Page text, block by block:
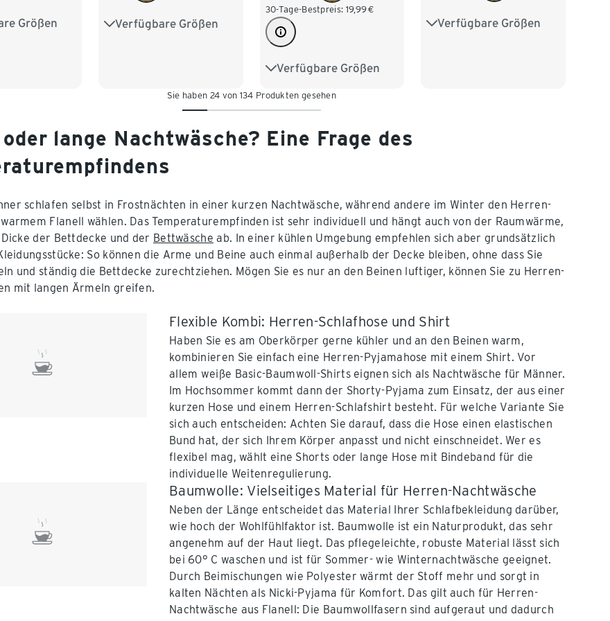
Größen
M 48/50 Verfügbare Größen
S 44/46 M 48/50
30-Tage-Bestpreis: 19,99€
Verfügbare Größen
S 44/46 M 48/50
L 52/54 XL 56/58
XXL 60/62 3XL 64/66
Verfügbare Größen
S 44/46 M 48/50
Sie haben 24 von 134 Produkten gesehen
lange Nachtwäsche? Eine Frage des
schlafen selbst in Frostnächten in einer kurzen Nachtwäsche, während andere im Winter den Herren-
Flanell wählen. Das Temperaturempfinden ist sehr individuell und hängt auch von der Raumwärme,
der Bettdecke und der Bettwäsche ab. In einer kühlen Umgebung empfehlen sich aber grundsätzlich
So können die Arme und Beine auch einmal außerhalb der Decke bleiben, ohne dass Sie
und ständig die Bettdecke zurechtziehen. Mögen Sie es nur an den Beinen luftiger, können Sie zu Herren-
mit langen Ärmeln greifen.
Flexible Kombi: Herren-Schlafhose und Shirt
Haben Sie es am Oberkörper gerne kühler und an den Beinen warm,
kombinieren Sie einfach eine Herren-Pyjamahose mit einem Shirt. Vor
allem weiße Basic-Baumwoll-Shirts eignen sich als Nachtwäsche für Männer.
Im Hochsommer kommt dann der Shorty-Pyjama zum Einsatz, der aus einer
kurzen Hose und einem Herren-Schlafshirt besteht. Für welche Variante Sie
sich auch entscheiden: Achten Sie darauf, dass die Hose einen elastischen
Bund hat, der sich Ihrem Körper anpasst und nicht einschneidet. Wer es
flexibel mag, wählt eine Shorts oder lange Hose mit Bindeband für die
individuelle Weitenregulierung.
Baumwolle: Vielseitiges Material für Herren-Nachtwäsche
Neben der Länge entscheidet das Material Ihrer Schlafbekleidung darüber,
wie hoch der Wohlfühlfaktor ist. Baumwolle ist ein Naturprodukt, das sehr
angenehm auf der Haut liegt. Das pflegeleichte, robuste Material lässt sich
bei 60° C waschen und ist für Sommer- wie Winternachtwäsche geeignet.
Durch Beimischungen wie Polyester wärmt der Stoff mehr und sorgt in
kalten Nächten als Nicki-Pyjama für Komfort. Das gilt auch für Herren-
Nachtwäsche aus Flanell: Die Baumwollfasern sind aufgeraut und dadurch